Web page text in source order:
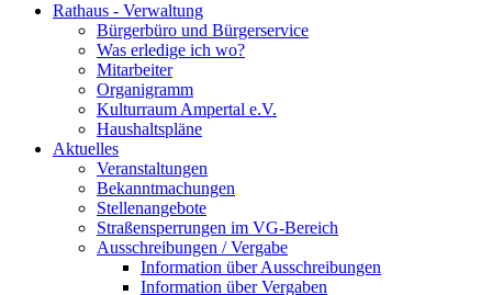
Rathaus - Verwaltung
Bürgerbüro und Bürgerservice
Was erledige ich wo?
Mitarbeiter
Organigramm
Kulturraum Ampertal e.V.
Haushaltspläne
Aktuelles
Veranstaltungen
Bekanntmachungen
Stellenangebote
Straßensperrungen im VG-Bereich
Ausschreibungen / Vergabe
Information über Ausschreibungen
Information über Vergaben